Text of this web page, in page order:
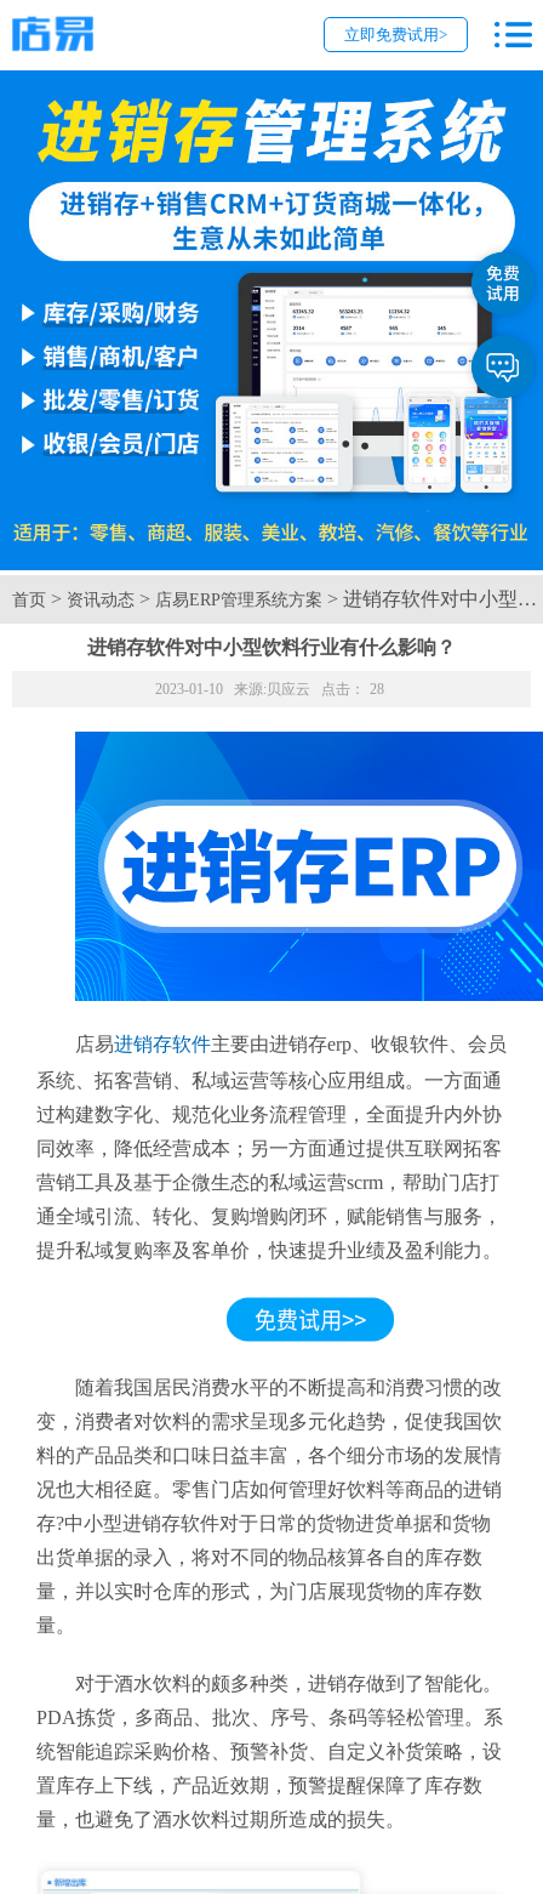
立即免费试用>
首页 > 资讯动态 > 店易ERP管理系统方案 > 进销存软件对中小型
进销存软件对中小型饮料行业有什么影响？
2023-01-10 来源: 贝应云 点击： 28
店易进销存软件主要由进销存erp、收银软件、会员
系统、拓客营销、私域运营等核心应用组成。一方面通
过构建数字化、规范化业务流程管理，全面提升内外协
同效率，降低经营成本；另一方面通过提供互联网拓客
营销工具及基于企微生态的私域运营scrm，帮助门店打
通全域引流、转化、复购增购闭环，赋能销售与服务，
提升私域复购率及客单价，快速提升业绩及盈利能力。
随着我国居民消费水平的不断提高和消费习惯的改
变，消费者对饮料的需求呈现多元化趋势，促使我国饮
料的产品品类和口味日益丰富，各个细分市场的发展情
况也大相径庭。零售门店如何管理好饮料等商品的进销
存?中小型进销存软件对于日常的货物进货单据和货物
出货单据的录入，将对不同的物品核算各自的库存数
量，并以实时仓库的形式，为门店展现货物的库存数
量。
对于酒水饮料的颇多种类，进销存做到了智能化。
PDA拣货，多商品、批次、序号、条码等轻松管理。系
统智能追踪采购价格、预警补货、自定义补货策略，设
置库存上下线，产品近效期，预警提醒保障了库存数
量，也避免了酒水饮料过期所造成的损失。